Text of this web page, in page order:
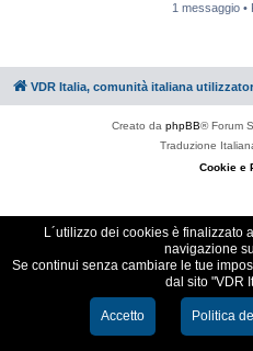
1 messaggio •
VDR Italia, comunità italiana
Creato da phpBB® Forum
Traduzione
Cookie e
L´utilizzo dei cookies è finalizzato
navigazione
Se continui senza cambiare le tue
dal sito "VDR
Accetto Politica